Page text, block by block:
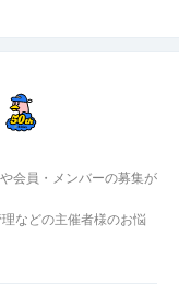
会員・メンバーの募集が
などの主催者様のお悩